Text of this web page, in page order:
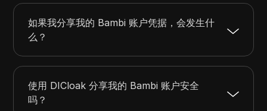
如果我分享我的 Bambi 账户凭据，会发生什
么？
使用 DICloak 分享我的 Bambi 账户安全
吗？